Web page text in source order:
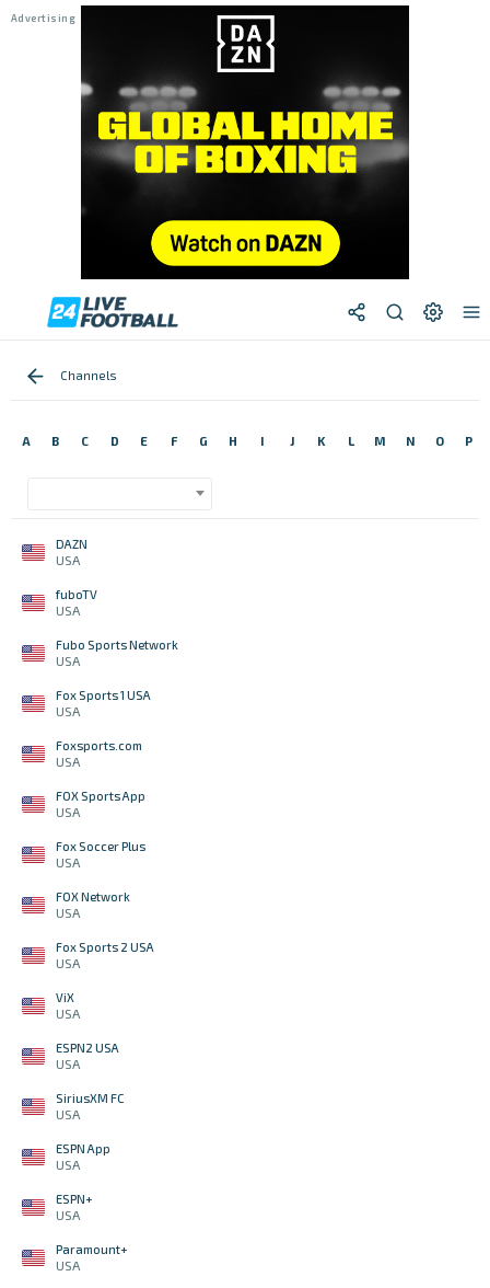
Channels
A B C D E F G H I J K L M N O P
DAZN
USA
fuboTV
USA
Fubo Sports Network
USA
Fox Sports 1 USA
USA
Foxsports.com
USA
FOX Sports App
USA
Fox Soccer Plus
USA
FOX Network
USA
Fox Sports 2 USA
USA
ViX
USA
ESPN2 USA
USA
SiriusXM FC
USA
ESPN App
USA
ESPN+
USA
Paramount+
USA